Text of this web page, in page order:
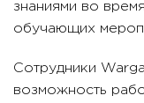
знаниями во
обучающих
Сотрудники
возможность